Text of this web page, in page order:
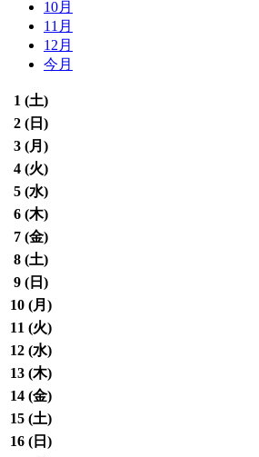
10月
11月
12月
今月
1 (土)
2 ( 日 )
3 (月 )
4 (火)
5 (水)
6 (木)
7 (金)
8 (土)
9 ( 日 )
10 (月 )
11 (火)
12 (水)
13 (木)
14 (金)
15 (土)
16 ( 日 )